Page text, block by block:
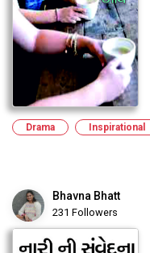
Drama Inspirational
Bhavna Bhatt
231 Followers